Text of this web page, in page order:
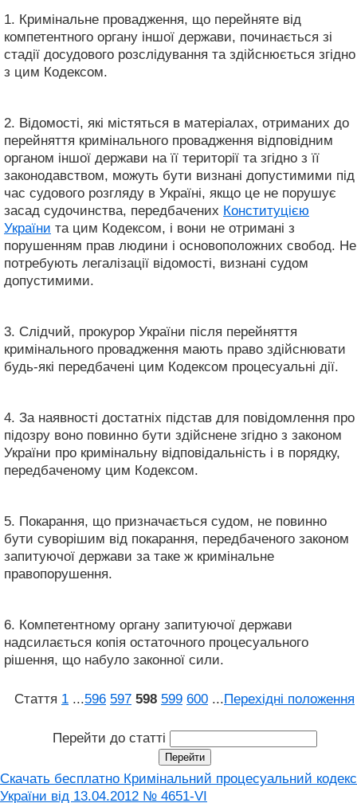
1. Кримінальне провадження, що перейняте від
компетентного органу іншої держави, починається зі
стадії досудового розслідування та здійснюється згідно
з цим Кодексом.
2. Відомості, які містяться в матеріалах, отриманих до
перейняття кримінального провадження відповідним
органом іншої держави на її території та згідно з її
законодавством, можуть бути визнані допустимими під
час судового розгляду в Україні, якщо це не порушує
засад судочинства, передбачених Конституцією
України та цим Кодексом, і вони не отримані з
порушенням прав людини і основоположних свобод. Не
потребують легалізації відомості, визнані судом
допустимими.
3. Слідчий, прокурор України після перейняття
кримінального провадження мають право здійснювати
будь-які передбачені цим Кодексом процесуальні дії.
4. За наявності достатніх підстав для повідомлення про
підозру воно повинно бути здійснене згідно з законом
України про кримінальну відповідальність і в порядку,
передбаченому цим Кодексом.
5. Покарання, що призначається судом, не повинно
бути суворішим від покарання, передбаченого законом
запитуючої держави за таке ж кримінальне
правопорушення.
6. Компетентному органу запитуючої держави
надсилається копія остаточного процесуального
рішення, що набуло законної сили.
Стаття 1 ...596 597 598 599 600 ...Перехідні положення
Перейти до статті
Скачать бесплатно Кримінальний процесуальний кодекс
України від 13.04.2012 № 4651-VI